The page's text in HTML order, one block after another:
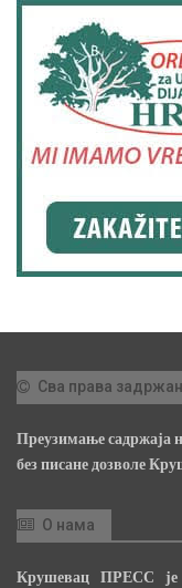
Сва права
Преузимање садржаја
без писане дозволе
О нама
Крушевац ПРЕСС је